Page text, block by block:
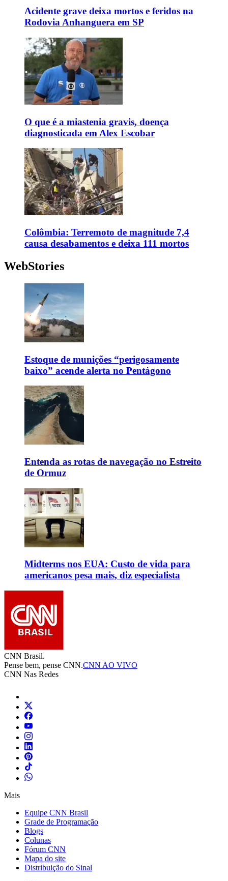
Acidente grave deixa mortos e feridos na
Rodovia Anhanguera em SP
O que é a miastenia gravis, doença
diagnosticada em Alex Escobar
Colômbia: Terremoto de magnitude 7,4
causa desabamentos e deixa 111 mortos
WebStories
Estoque de munições “perigosamente
baixo” acende alerta no Pentágono
Entenda as rotas de navegação no Estreito
de Ormuz
Midterms nos EUA: Custo de vida para
americanos pesa mais, diz especialista
CNN Brasil.
Pense bem, pense CNN.CNN AO VIVO
CNN Nas Redes
Mais
Equipe CNN Brasil
Grade de Programação
Blogs
Colunas
Fórum CNN
Mapa do site
Distribuição do Sinal